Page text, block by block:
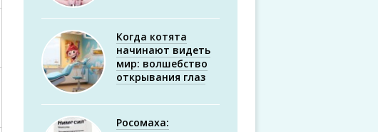
Когда котята
начинают видеть
мир: волшебство
открывания глаз
Росомаха: